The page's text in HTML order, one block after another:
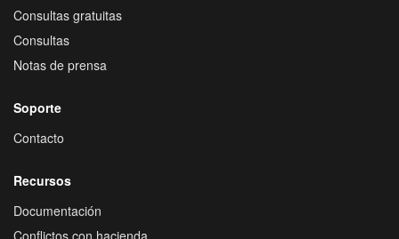
Consultas gratuitas
Consultas
Notas de prensa
Soporte
Contacto
Recursos
Documentación
Conflictos con hacienda